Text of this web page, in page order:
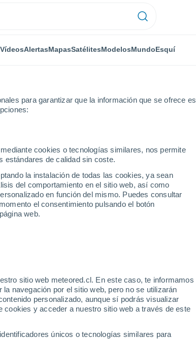
para garantizar que la información que se ofrece es
cookies o tecnologías similares, nos permite
estándares de calidad sin coste.
la instalación de todas las cookies, ya sean
del comportamiento en el sitio web, así como
en función del mismo. Puedes consultar
el consentimiento pulsando el botón
web.
sitio web meteored.cl. En este caso, te informamos
navegación por el sitio web, pero no se utilizarán
personalizado, aunque sí podrás visualizar
cookies y acceder a nuestro sitio web a través de este
únicos o tecnologías similares para
VídeosAlertasMapasSatélitesModelosMundoEsquí
del Krai de
Григорьевка
Икшурма